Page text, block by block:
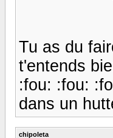
Tu as du
t'entends
:fou: :fou:
dans un
chipoleta